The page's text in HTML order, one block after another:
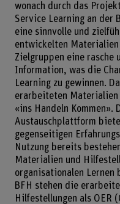
wonach durch das
Service Learning an der
eine sinnvolle und
entwickelten
Zielgruppen eine rasche
Information, was die
Learning zu gewinnen.
erarbeiteten Materialien
«ins Handeln Kommen».
Austauschplattform
gegenseitigen
Nutzung bereits
Materialien und
organisationalen Lernen
BFH stehen die
Hilfestellungen als OER